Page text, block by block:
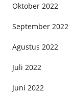
Oktober 2022
September 2022
Agustus 2022
Juli 2022
Juni 2022